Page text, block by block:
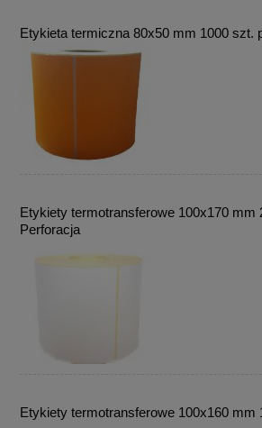
Etykieta termiczna 80x50 mm 1000 szt.
Etykiety termotransferowe 100x170 mm
Perforacja
Etykiety termotransferowe 100x160 mm